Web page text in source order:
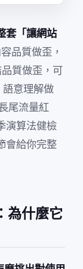
套「讓網站
容品質做歪，
質做歪，可
語意理解做
尾流量紅
演算法健檢
會給你完整
為什麼它